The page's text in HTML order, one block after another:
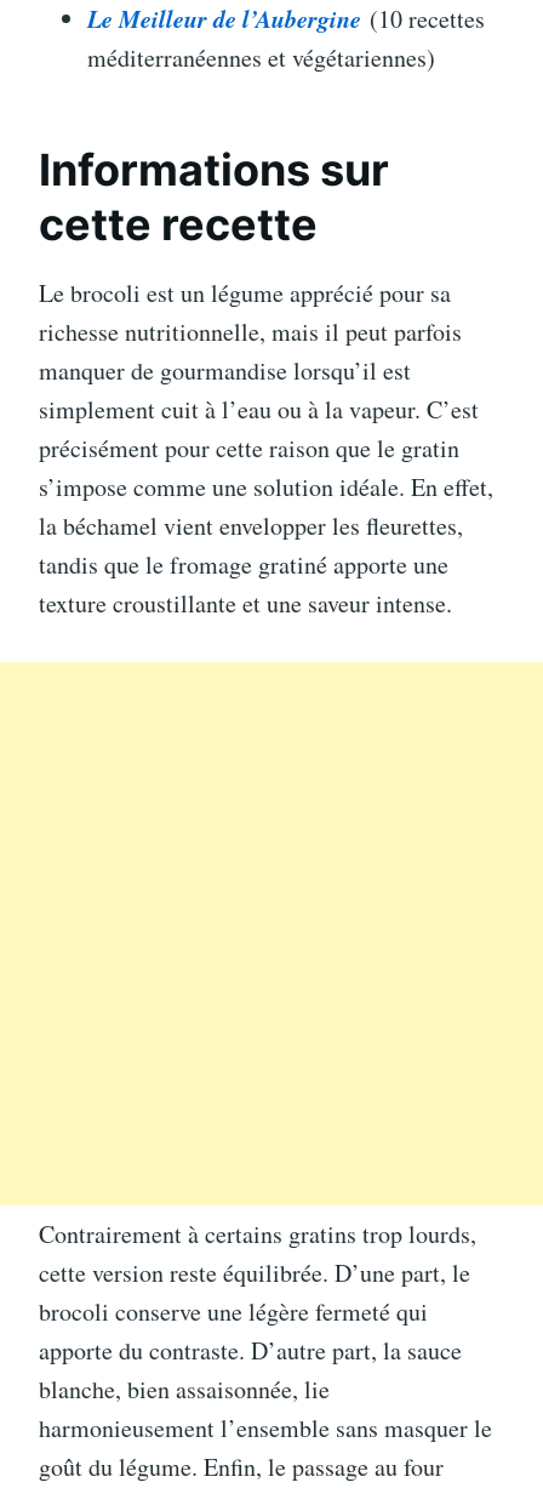
Le Meilleur de l’Aubergine (10 recettes
méditerranéennes et végétariennes)
Informations sur
cette recette
Le brocoli est un légume apprécié pour sa
richesse nutritionnelle, mais il peut parfois
manquer de gourmandise lorsqu’il est
simplement cuit à l’eau ou à la vapeur. C’est
précisément pour cette raison que le gratin
s’impose comme une solution idéale. En effet,
la béchamel vient envelopper les fleurettes,
tandis que le fromage gratiné apporte une
texture croustillante et une saveur intense.
Contrairement à certains gratins trop lourds,
cette version reste équilibrée. D’une part, le
brocoli conserve une légère fermeté qui
apporte du contraste. D’autre part, la sauce
blanche, bien assaisonnée, lie
harmonieusement l’ensemble sans masquer le
goût du légume. Enfin, le passage au four